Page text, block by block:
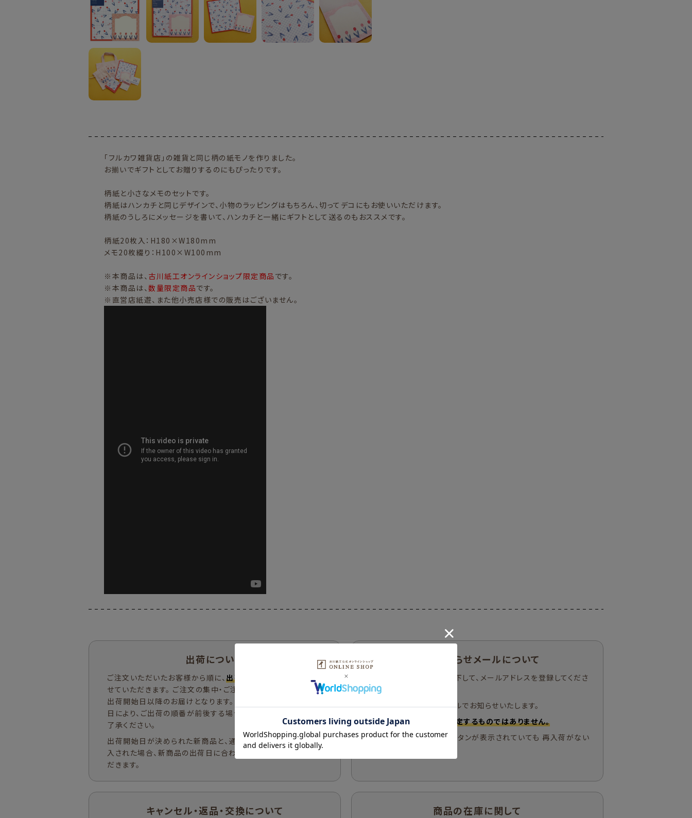
「フルカワ雑貨店」の雑貨と同じ柄の紙モノを作りました。
お揃いでギフトとしてお贈りするのにもぴったりです。
柄紙と小さなメモのセットです。
柄紙はハンカチと同じデザインで、小物のラッピングはもちろん、切ってデコにもお使いいただけます。
柄紙のうしろにメッセージを書いて、ハンカチと一緒にギフトとして送るのもおススメです。
柄紙20枚入：H180×W180mm
メモ20枚綴り：H100×W100mm
※本商品は、 古川紙工オンラインショップ限定商品 です。
※本商品は、数量限定商品です。
※直営店紙遊、また他小売店様での販売はございません。
出荷について
ご注文いただいたお客様から順に、出荷開始日より順次ご出荷
せていただきます。 ご注文の集中・ご注文のタイミングによっては、
出荷開始日以降のお届けとなります。 またコンビニ決済の入金期
日により、ご出荷の順番が前後する場合もございますので、予めご
了承ください。
出荷開始日が決められた新商品と、通常販売の商品を一緒にご購
入された場合、新商品の出荷日に合わせて出荷手配をさせていた
だきます。
入荷お知らせメールについて
を押下して、メールアドレスを登録してくださ
い。
商品が入荷した際にメールでお知らせいたします。
商品の入荷やご注文を確定するものではありません。
数量限定商品において ボタンが表示されていても 再入荷がない
キャンセル・返品・交換について 商品の在庫に関して